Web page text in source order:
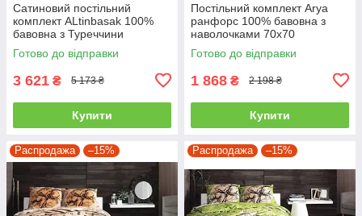
Сатиновий постільний
комплект ALtinbasak 100%
бавовна з Туреччини
двоспальний - євро
Готово до відправки
3 621 ₴ 5 173 ₴
Купити
Постільний комплект Arya
ранфорс 100% бавовна з
наволочками 70x70
полуторний
Готово до відправки
1 868 ₴ 2 198 ₴
Купити
Распродажа –15% Распродажа –15%